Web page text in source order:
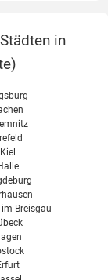
in
)
Kiel
im Breisgau